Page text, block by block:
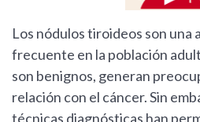
Los nódulos tiroideos son una
frecuente en la población
son benignos, generan
relación con el cáncer. Sin
técnicas diagnósticas han